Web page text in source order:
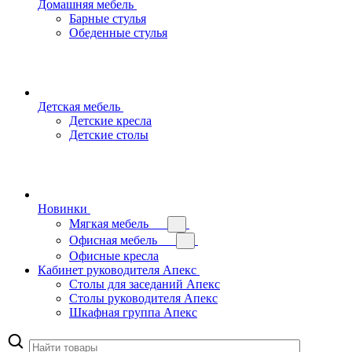
Домашняя мебель
Барные стулья
Обеденные стулья
Детская мебель
Детские кресла
Детские столы
Новинки
Мягкая мебель
Офисная мебель
Офисные кресла
Кабинет руководителя Апекс
Столы для заседаний Апекс
Столы руководителя Апекс
Шкафная группа Апекс